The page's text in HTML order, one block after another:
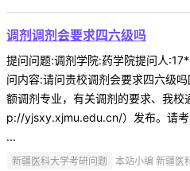
调剂调剂会要求四六级吗
提问问题:调剂学院:药学院提问人
问内容:请问贵校调剂会要求四六级
额调剂专业，有关调剂的要求、我
p://yjsxy.xjmu.edu.cn/）发布。请
...
新疆医科大学考研问题 本站小编 新疆